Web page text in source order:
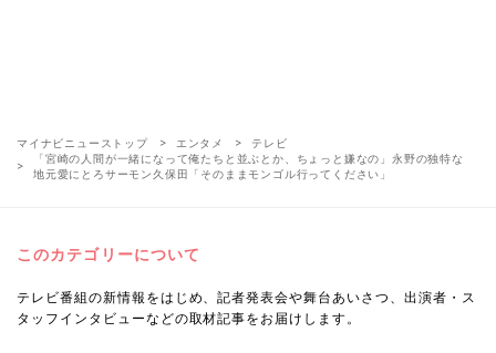
マイナビニューストップ エンタメ
テレビ
「宮崎の人間が一緒になって俺たちと並ぶとか、ちょっと嫌なの」永野の独特な
地元愛にとろサーモン久保田「そのままモンゴル行ってください」
このカテゴリーについて
テレビ番組の新情報をはじめ、記者発表会や舞台あいさつ、出演者・ス
タッフインタビューなどの取材記事をお届けします。